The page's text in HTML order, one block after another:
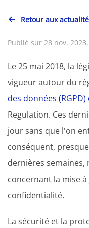
Retour aux
Publié sur 28 nov. 2023.
Le 25 mai 2018, la
vigueur autour du
des données
Regulation. Ces
jour sans que l'on
conséquent,
dernières semaines,
concernant la mise
confidentialité.
La sécurité et la